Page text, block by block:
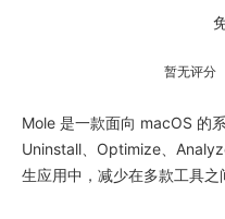
暂无评分
Mole 是一款面向 macOS 的
Uninstall、Optimize、
生应用中，减少在多款工具之